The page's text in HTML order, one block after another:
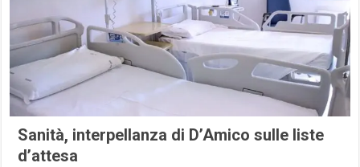
Sanità, interpellanza di D’Amico sulle liste
d’attesa